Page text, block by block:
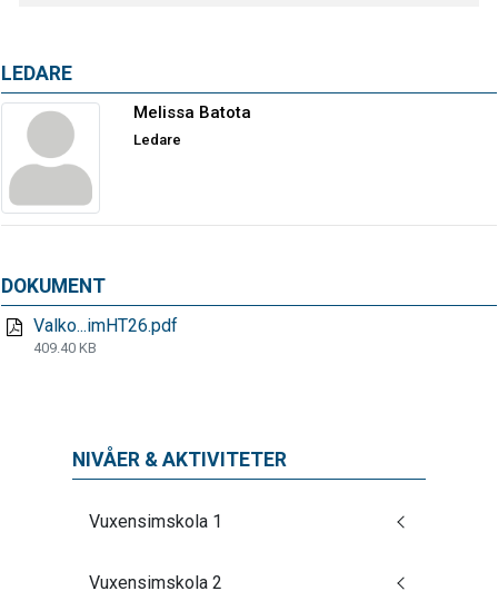
LEDARE
Melissa Batota
Ledare
DOKUMENT
Valko...imHT26.pdf
409.40 KB
NIVÅER & AKTIVITETER
Vuxensimskola 1
Vuxensimskola 2